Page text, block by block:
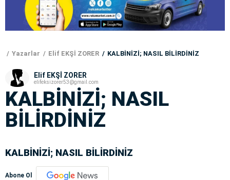
Yazarlar Elif EKŞİ ZORER KALBİNİZİ; NASIL BİLİRDİNİZ
Elif EKŞİ ZORER
elifeksizorer53@gmail.com
KALBİNİZİ; NASIL
BİLİRDİNİZ
KALBİNİZİ; NASIL BİLİRDİNİZ
Abone Ol